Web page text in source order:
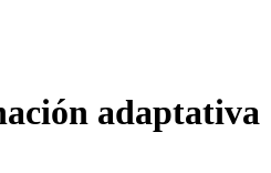
adaptativa